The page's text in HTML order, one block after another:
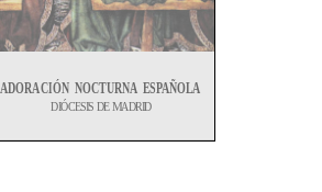
ADORACIÓN NOCTURNA ESPAÑOLA
DIÓCESIS DE MADRID